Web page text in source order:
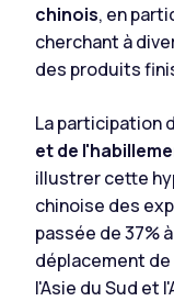
chinois, en
cherchant à
des produits
La participation
et de
illustrer cette
chinoise des
passée de 37%
déplacement
l'Asie du Sud et